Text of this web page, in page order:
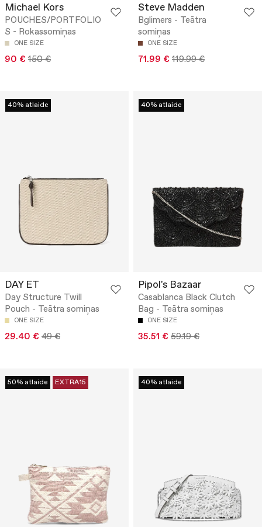
Michael Kors
POUCHES/PORTFOLIO
S - Rokassomiņas
ONE SIZE
90 € 150 €
Steve Madden
Bglimers - Teātra
somiņas
ONE SIZE
71.99 € 119.99 €
40% atlaide
DAY ET
Day Structure Twill
Pouch - Teātra somiņas
ONE SIZE
29.40 € 49 €
40% atlaide
Pipol's Bazaar
Casablanca Black Clutch
Bag - Teātra somiņas
ONE SIZE
35.51 € 59.19 €
50% atlaide EXTRA15 40% atlaide